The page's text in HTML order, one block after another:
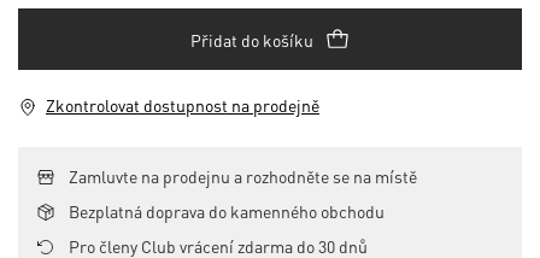
Přidat do košíku
Zkontrolovat dostupnost na prodejně
Zamluvte na prodejnu a rozhodněte se na místě
Bezplatná doprava do kamenného obchodu
Pro členy Club vrácení zdarma do 30 dnů